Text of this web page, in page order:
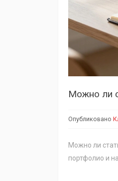
Можно ли
Опубликовано
Можно ли
портфолио и